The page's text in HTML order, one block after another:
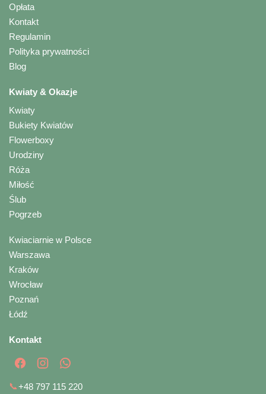
Opłata
Kontakt
Regulamin
Polityka prywatności
Blog
Kwiaty & Okazje
Kwiaty
Bukiety Kwiatów
Flowerboxy
Urodziny
Róża
Miłość
Ślub
Pogrzeb
Kwiaciarnie w Polsce
Warszawa
Kraków
Wrocław
Poznań
Łódź
Kontakt
📞+48 797 115 220